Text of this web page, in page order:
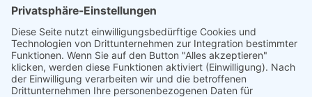
Jugendsaisonbericht – ein Aufstieg wird gefeiert
Trete uns ganz einfach bei ...